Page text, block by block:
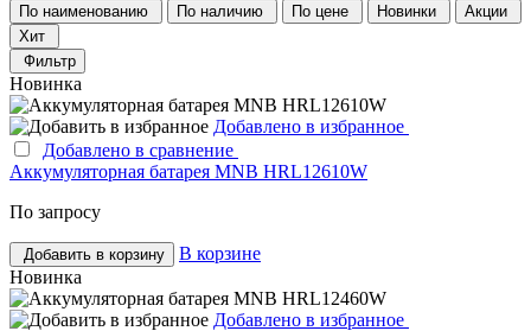
По наименованию По наличию По цене Новинки
Акции
Хит
Фильтр
Новинка
Добавлено в избранное
Добавлено в сравнение
Аккумуляторная батарея MNB HRL12610W
По запросу
Добавить в корзину
В корзине
Новинка
Добавлено в избранное